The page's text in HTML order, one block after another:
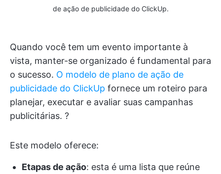
de ação de publicidade do ClickUp.
Quando você tem um evento importante à
vista, manter-se organizado é fundamental para
o sucesso. O modelo de plano de ação de
publicidade do ClickUp fornece um roteiro para
planejar, executar e avaliar suas campanhas
publicitárias. ?
Este modelo oferece:
Etapas de ação: esta é uma lista que reúne